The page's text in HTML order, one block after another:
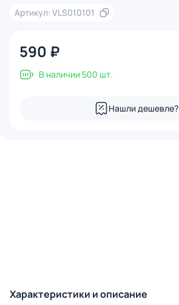
Артикул: VLS010101
590 ₽
В наличии 500 шт.
Нашли дешевле?
Характеристики и описание